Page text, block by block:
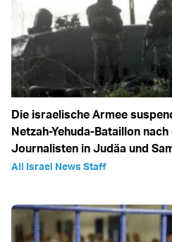
Die israelische Armee
Netzah-Yehuda-Bataillon
Journalisten in Judäa und
All Israel News Staff